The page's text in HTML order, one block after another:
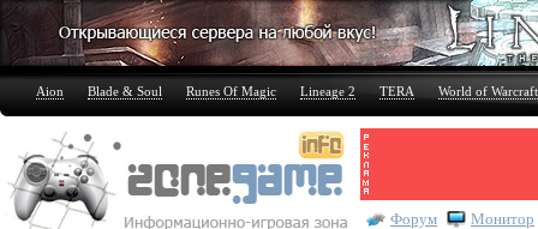
Aion Blade & Soul Runes Of Magic Lineage 2 TERA World of Warcraft
Форум Монитор